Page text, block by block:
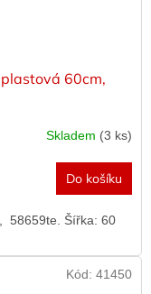
60cm,
Skladem (3 ks)
Do košíku
58659te. Šířka: 60
Kód: 41450